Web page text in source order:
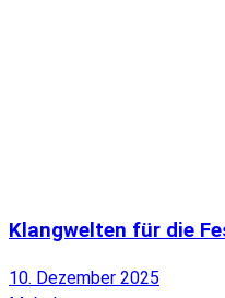
Klangwelten für die
10. Dezember 2025